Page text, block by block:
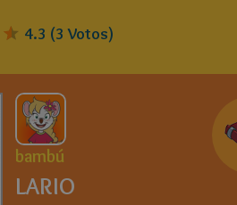
4.3 (3 Votos)
bambú
LARIO